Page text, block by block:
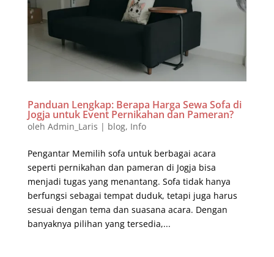
Panduan Lengkap: Berapa Harga Sewa Sofa di
Jogja untuk Event Pernikahan dan Pameran?
oleh Admin_Laris | blog, Info
Pengantar Memilih sofa untuk berbagai acara
seperti pernikahan dan pameran di Jogja bisa
menjadi tugas yang menantang. Sofa tidak hanya
berfungsi sebagai tempat duduk, tetapi juga harus
sesuai dengan tema dan suasana acara. Dengan
banyaknya pilihan yang tersedia,...